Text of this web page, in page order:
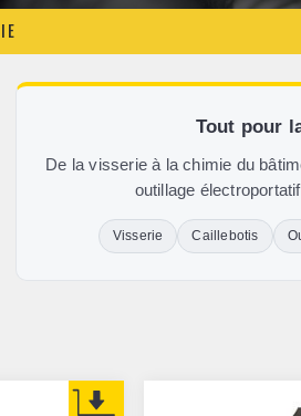
Tout pour
De la visserie à la chimie du
outillage
Visserie Caillebotis